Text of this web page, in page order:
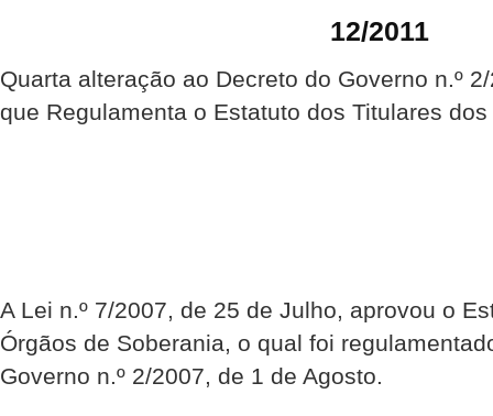
12/2011
Quarta alteração ao Decreto do Governo n.º
que Regulamenta o Estatuto dos Titulares
A Lei n.º 7/2007, de 25 de Julho, aprovou o
Órgãos de Soberania, o qual foi
Governo n.º 2/2007, de 1 de Agosto.